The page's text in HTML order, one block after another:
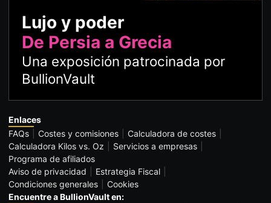
Lujo y poder
De Persia a Grecia
Una exposición patrocinada por
BullionVault
Enlaces
FAQs
Costes y comisiones
Calculadora de costes
Calculadora Kilos vs. Oz
Servicios a empresas
Programa de afiliados
Aviso de privacidad
Estrategia Fiscal
Condiciones generales
Cookies
Encuentre a BullionVault en: